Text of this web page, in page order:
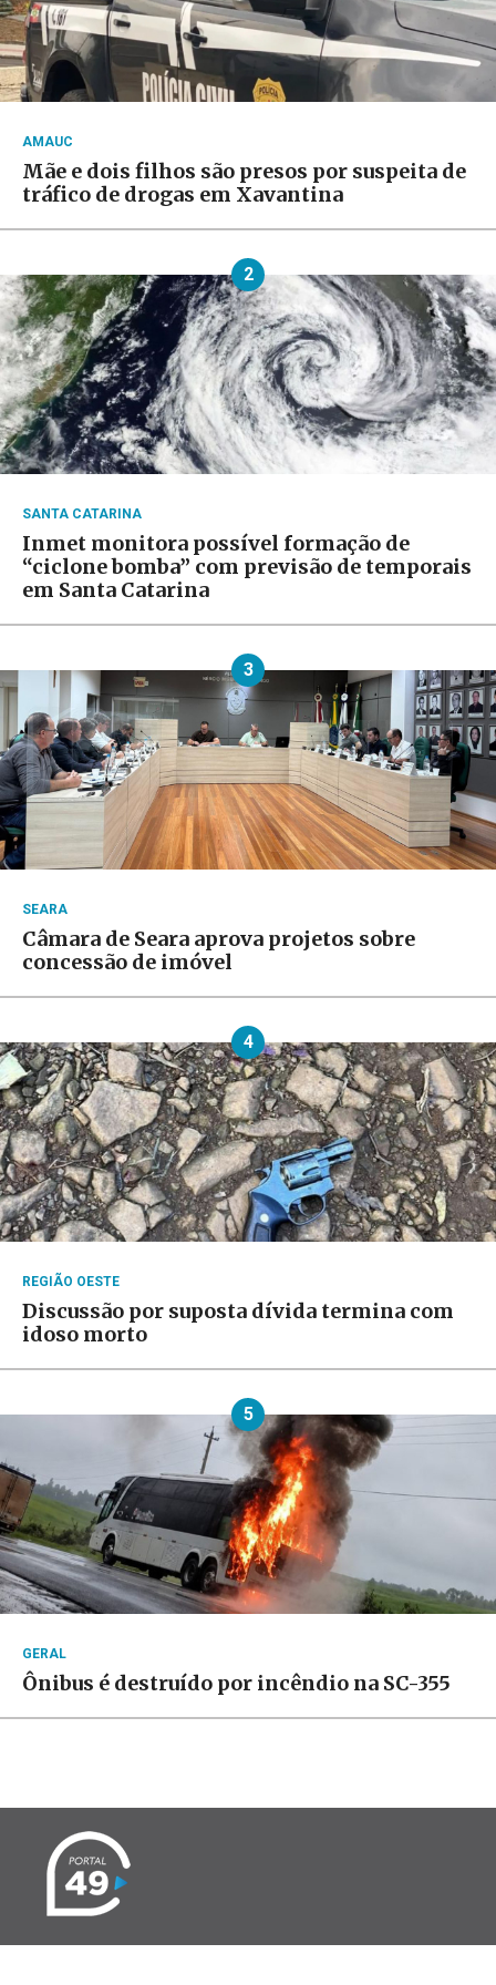
AMAUC
Mãe e dois filhos são presos por suspeita de
tráfico de drogas em Xavantina
2
SANTA CATARINA
Inmet monitora possível formação de
“ciclone bomba” com previsão de temporais
em Santa Catarina
3
SEARA
Câmara de Seara aprova projetos sobre
concessão de imóvel
4
REGIÃO OESTE
Discussão por suposta dívida termina com
idoso morto
5
GERAL
Ônibus é destruído por incêndio na SC-355